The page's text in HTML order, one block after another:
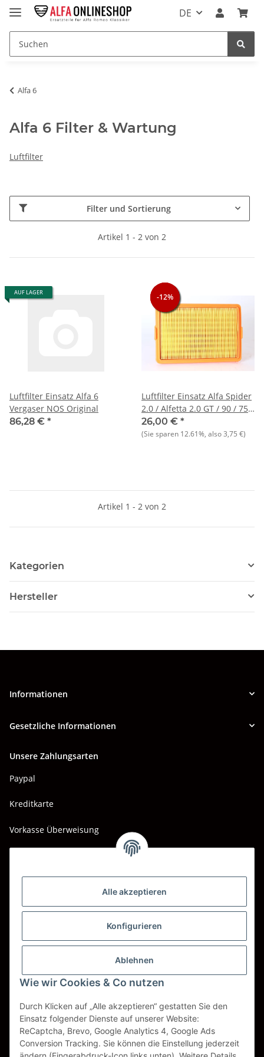
Alle akzeptieren
Konfigurieren
Ablehnen
Wie wir Cookies & Co nutzen
Durch Klicken auf „Alle akzeptieren“ gestatten Sie den
Einsatz folgender Dienste auf unserer Website:
ReCaptcha, Brevo, Google Analytics 4, Google Ads
Conversion Tracking. Sie können die Einstellung jederzeit
DE
Alfa 6
Alfa 6 Filter & Wartung
Luftfilter
Filter und Sortierung
Artikel 1 - 2 von 2
AUF LAGER
Luftfilter Einsatz Alfa 6
Vergaser NOS Original
86,28 € *
-12%
-12%
-12%
Luftfilter Einsatz Alfa Spider
2.0 / Alfetta 2.0 GT / 90 / 75 /
6 NOS
26,00 € *
(Sie sparen 12.61%, also3,75 €)
Artikel 1 - 2 von 2
Kategorien
Hersteller
Informationen
Gesetzliche Informationen
Unsere Zahlungsarten
Paypal
Kreditkarte
Vorkasse Überweisung
Wir versenden mit
Spedition BTG
Spedition Schenker
Vertrag widerrufen